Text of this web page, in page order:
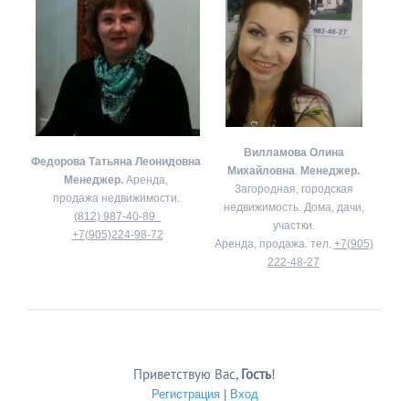
Федорова Татьяна Леонидовна
Менеджер. Аренда,
продажа недвижимости.
(812) 987-40-89
+7(905)224-98-72
Вилламова Олина
Михайловна Менеджер.
Загородная, городская
недвижимость. Дома, дачи,
участки.
Аренда, продажа. тел. +7(905)
222-48-27
Приветствую Вас, Гость!
Регистрация| Вход